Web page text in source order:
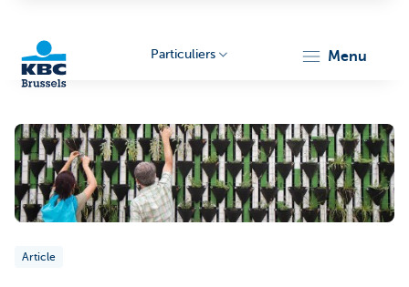
Particuliers menu
Article